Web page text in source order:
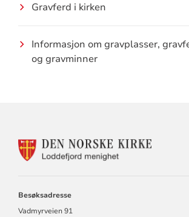
Gravferd i kirken
Informasjon om gravplasser,
og gravminner
Besøksadresse
Vadmyrveien 91